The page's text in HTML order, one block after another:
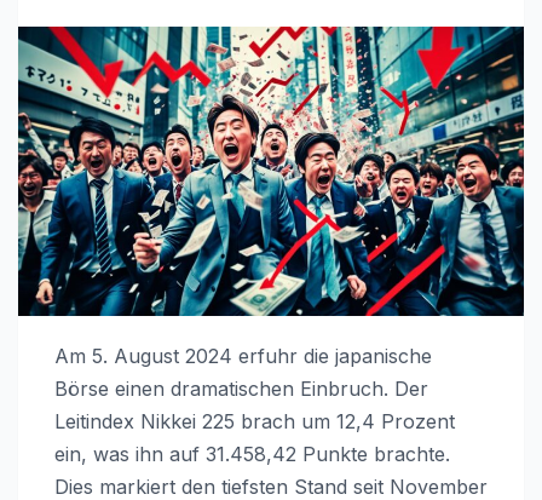
Am 5. August 2024 erfuhr die japanische
Börse einen dramatischen Einbruch. Der
Leitindex Nikkei 225 brach um 12,4 Prozent
ein, was ihn auf 31.458,42 Punkte brachte.
Dies markiert den tiefsten Stand seit November